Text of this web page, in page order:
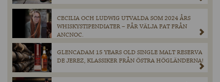
CECILIA OCH LUDWIG UTVALDA SOM 2024 ÅRS
WHISKYSTIPENDIATER – FÅR VÄLJA FAT FRÅN
ANCNOC.
GLENCADAM 15 YEARS OLD SINGLE MALT RESERVA
DE JEREZ, KLASSIKER FRÅN ÖSTRA HÖGLÄNDERNA!